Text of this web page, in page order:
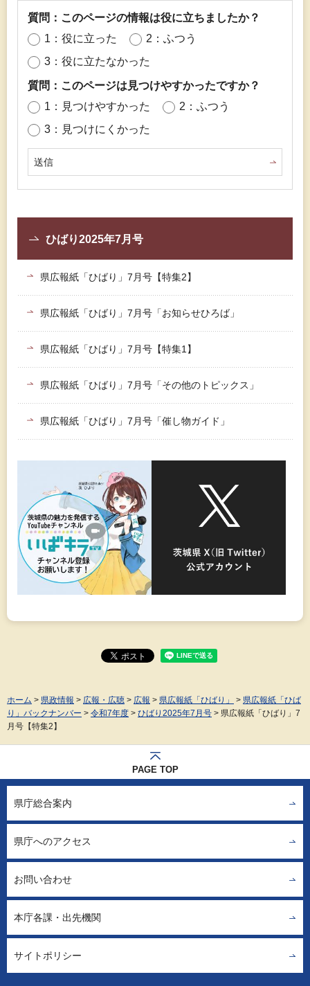
質問：このページの情報は役に立ちましたか？
1：役に立った
2：ふつう
3：役に立たなかった
質問：このページは見つけやすかったですか？
1：見つけやすかった
2：ふつう
3：見つけにくかった
ひばり2025年7月号
県広報紙「ひばり」7月号【特集2】
県広報紙「ひばり」7月号「お知らせひろば」
県広報紙「ひばり」7月号【特集1】
県広報紙「ひばり」7月号「その他のトピックス」
県広報紙「ひばり」7月号「催し物ガイド」
ホーム > 県政情報 > 広報・広聴 > 広報 > 県広報紙「ひばり」 > 県広報紙「ひば
り」バックナンバー > 令和7年度 > ひばり2025年7月号 > 県広報紙「ひばり」7
月号【特集2】
PAGE TOP
県庁総合案内
県庁へのアクセス
お問い合わせ
本庁各課・出先機関
サイトポリシー